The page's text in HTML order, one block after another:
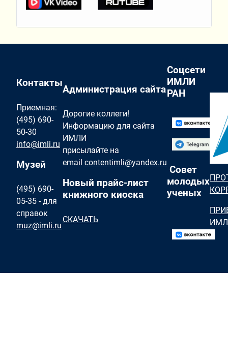
Контакты
Приемная:
(495) 690-
50-30
info@imli.ru
Музей
(495) 690-
05-35 - для
справок
muz@imli.ru
Администрация сайта
Дорогие коллеги!
Информацию для сайта
ИМЛИ
присылайте на
email contentimli@yandex.ru
Новый прайс-лист
книжного киоска
СКАЧАТЬ
Соцсети
ИМЛИ
РАН
Совет
молодых
ученых